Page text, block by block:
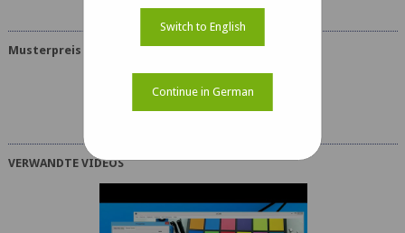
Musterpreis
USD 99
VERWANDTE VIDEOS
Switch to English
Continue in German